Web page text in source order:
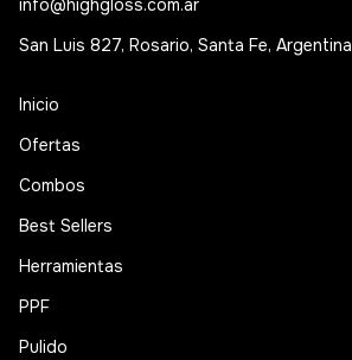
info@highgloss.com.ar
San Luis 827, Rosario, Santa Fe, Argentina
Inicio
Ofertas
Combos
Best Sellers
Herramientas
PPF
Pulido